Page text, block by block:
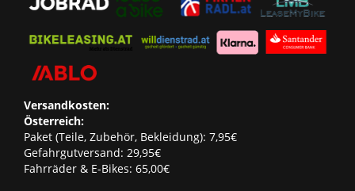
Versandkosten:
Österreich:
Paket (Teile, Zubehör, Bekleidung): 7,95€
Gefahrgutversand: 29,95€
Fahrräder & E-Bikes: 65,00€